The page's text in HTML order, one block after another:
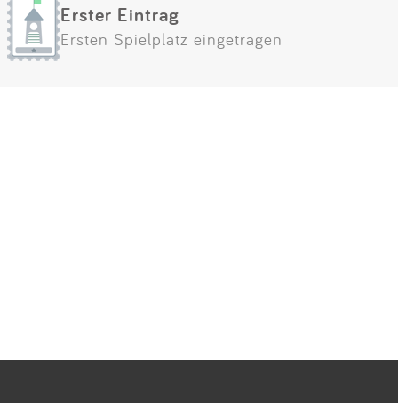
Erster Eintrag
Ersten Spielplatz eingetragen